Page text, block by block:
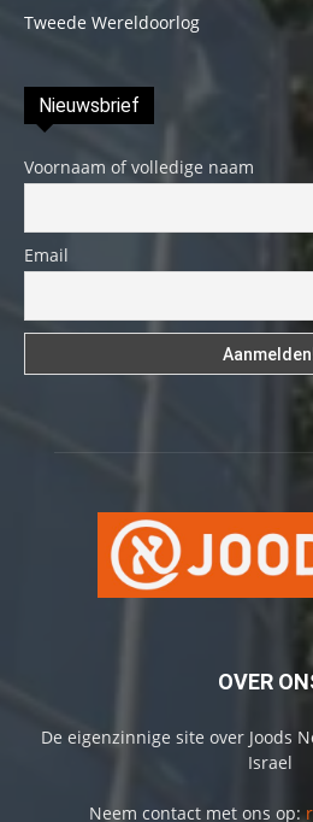
Tweede Wereldoorlog
Nieuwsbrief
Voornaam of volledige naam
Email
OVER
De eigenzinnige site over Joods
Israel
Neem contact met ons op: